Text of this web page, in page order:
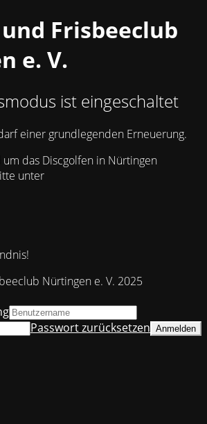
Frisbeeclub
e. V.
ist eingeschaltet
einer grundlegenden Erneuerung.
um das Discgolfen in Nürtingen
unter
Nürtingen e. V. 2025
Passwort zurücksetzen